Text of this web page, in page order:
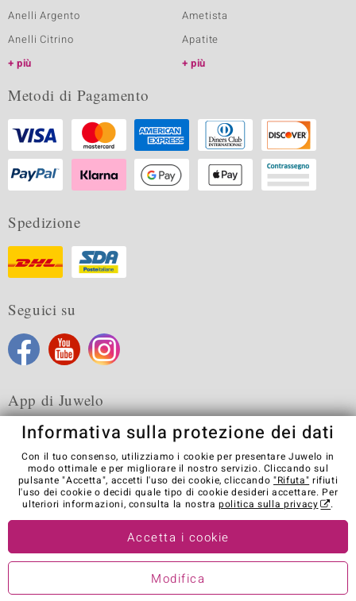
Anelli Argento
Anelli Citrino
più
Ametista
Apatite
più
Metodi di Pagamento
Spedizione
Seguici su
App di Juwelo
Condizioni generali di vendita Informativa Privacy
Cookies
Note legali
Contatti
Recedere dal contratto
Visit our stores in other countries:
© Juwelo Deutschland GmbH (societá controllata dalla Elumeo SE)
Informativa sulla protezione dei dati
Con il tuo consenso, utilizziamo i cookie per presentare Juwelo in
modo ottimale e per migliorare il nostro servizio. Cliccando sul
pulsante "Accetta", accetti l'uso dei cookie, cliccando "Rifuta" rifiuti
l'uso dei cookie o decidi quale tipo di cookie desideri accettare. Per
ulteriori informazioni, consulta la nostrapolitica sulla privacy .
Accetta i cookie
Modifica